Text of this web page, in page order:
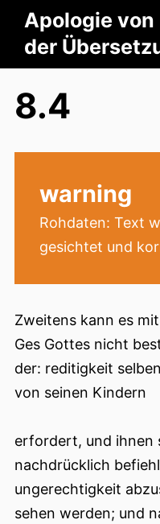
Apologie von
der
8.4
warning
Rohdaten: Text
gesichtet und
Zweitens kann es
Ges Gottes nicht
der: reditigkeit
von seinen Kindern
erfordert, und ihnen
nachdrücklich
ungerechtigkeit
sehen werden; und